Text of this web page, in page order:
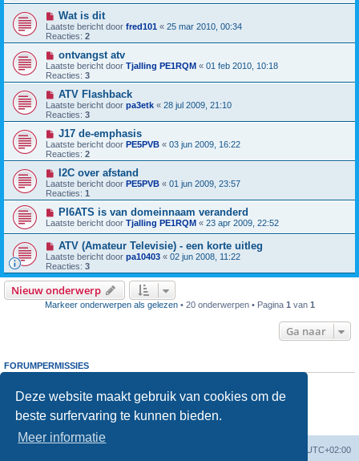
Deze website maakt gebruik van cookies om de
beste surfervaring te kunnen bieden.
Meer informatie
Wat is dit
Laatste bericht door fred101 « 25 mar 2010, 00:34
Reacties: 2
ontvangst atv
Laatste bericht door Tjalling PE1RQM « 01 feb 2010, 10:18
Reacties: 3
ATV Flashback
Laatste bericht door pa3etk « 28 jul 2009, 21:10
Reacties: 3
J17 de-emphasis
Laatste bericht door PE5PVB « 03 jun 2009, 16:22
Reacties: 2
I2C over afstand
Laatste bericht door PE5PVB « 01 jun 2009, 23:57
Reacties: 1
PI6ATS is van domeinnaam veranderd
Laatste bericht door Tjalling PE1RQM « 23 apr 2009, 22:52
ATV (Amateur Televisie) - een korte uitleg
Laatste bericht door pa10403 « 02 jun 2008, 11:22
Reacties: 3
Nieuw onderwerp
Markeer onderwerpen als gelezen• 20 onderwerpen • Pagina 1 van 1
Ga naar
FORUMPERMISSIES
kunt nietreageren op onderwerpen in dit forum
kunt nietje eigen berichten wijzigen in dit forum
kunt nietje eigen berichten verwijderen in dit forum
bijlagen plaatsen in dit forum
UTC+02:00